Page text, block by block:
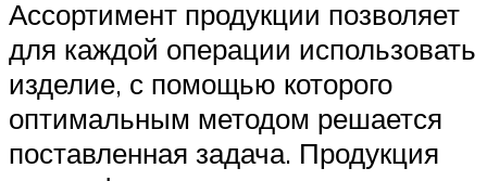
Ассортимент продукции позволяет
для каждой операции использовать
изделие, с помощью которого
оптимальным методом решается
поставленная задача. Продукция